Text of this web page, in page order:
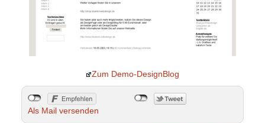
Zum Demo-DesignBlog
Als Mail versenden